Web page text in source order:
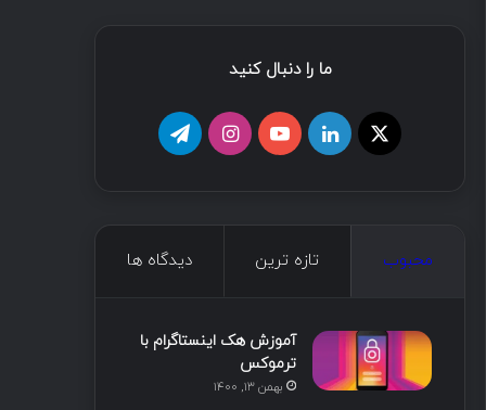
ما را دنبال کنید
محبوب تازه ترین دیدگاه ها
آموزش هک اینستاگرام با
ترموکس
بهمن ۱۳, ۱۴۰۰